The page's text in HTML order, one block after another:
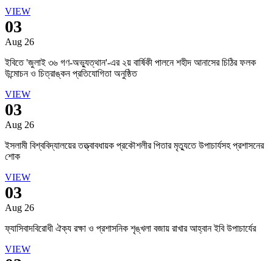
VIEW
03
Aug 26
ইবিতে 'জুলাই ৩৬ গণ-অভ্যুত্থান'-এর ২য় বার্ষিকী পালনে শহীদ আনাসের চিঠির ফলক
উন্মোচন ও চিত্রাঙ্কন প্রতিযোগিতা অনুষ্ঠিত
VIEW
03
Aug 26
ইসলামী বিশ্ববিদ্যালয়ের তত্ত্বাবধায়ক প্রকৌশলীর পিতার মৃত্যুতে উপাচার্যসহ প্রশাসনের
শোক
VIEW
03
Aug 26
ফ্যাসিবাদবিরোধী ঐক্য রক্ষা ও প্রশাসনিক শৃঙ্খলা বজায় রাখার আহ্বান ইবি উপাচার্যের
VIEW